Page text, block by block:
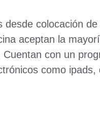
colocación
aceptan la
con un
como ipads,